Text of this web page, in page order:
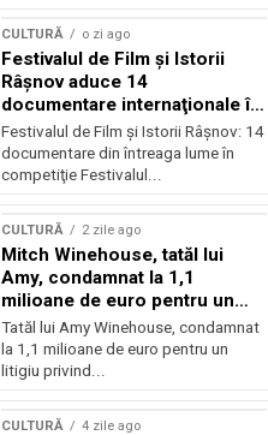
CULTURĂ o zi ago
Festivalul de Film şi Istorii
Râşnov aduce 14
documentare internaţionale în
premieră
Festivalul de Film şi Istorii Râşnov: 14
documentare din întreaga lume în
competiţie Festivalul...
CULTURĂ 2 zile ago
Mitch Winehouse, tatăl lui
Amy, condamnat la 1,1
milioane de euro pentru un
litigiu pierdut
Tatăl lui Amy Winehouse, condamnat
la 1,1 milioane de euro pentru un
litigiu privind...
CULTURĂ 4 zile ago